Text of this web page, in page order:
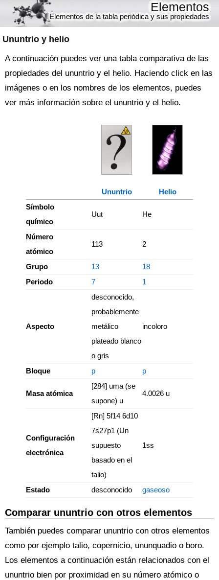
Ununtrio y helio
Elementos
Elementos de la tabla periódica y sus propiedades
A continuación puedes ver una tabla comparativa de las
propiedades del ununtrio y el helio. Haciendo click en las
imágenes o en los nombres de los elementos, puedes
ver más información sobre el ununtrio y el helio.
Ununtrio
Helio
Símbolo
químico
Uut He
Número
atómico
113 2
Grupo 13
18
Periodo
7 1
Aspecto
desconocido,
probablemente
metálico
plateado blanco
o gris
incoloro
Bloque p p
Masa atómica
[284] uma (se
supone) u
4.0026 u
Configuración
electrónica
[Rn] 5f14 6d10
7s27p1 (Un
supuesto
basado en el
talio)
1ss
Estado desconocido gaseoso
Comparar ununtrio con otros elementos
También puedes comparar ununtrio con otros elementos
como por ejemplo talio, copernicio, ununquadio o boro.
Los elementos a continuación están relacionados con el
ununtrio bien por proximidad en su número atómico o